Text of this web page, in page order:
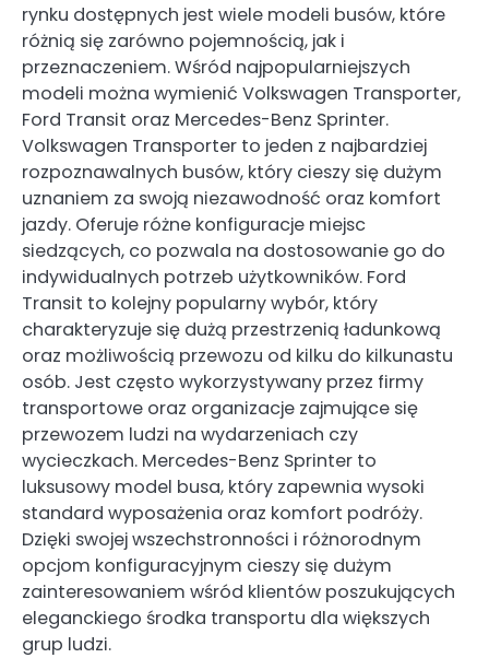
rynku dostępnych jest wiele modeli busów, które
różnią się zarówno pojemnością, jak i
przeznaczeniem. Wśród najpopularniejszych
modeli można wymienić Volkswagen Transporter,
Ford Transit oraz Mercedes-Benz Sprinter.
Volkswagen Transporter to jeden z najbardziej
rozpoznawalnych busów, który cieszy się dużym
uznaniem za swoją niezawodność oraz komfort
jazdy. Oferuje różne konfiguracje miejsc
siedzących, co pozwala na dostosowanie go do
indywidualnych potrzeb użytkowników. Ford
Transit to kolejny popularny wybór, który
charakteryzuje się dużą przestrzenią ładunkową
oraz możliwością przewozu od kilku do kilkunastu
osób. Jest często wykorzystywany przez firmy
transportowe oraz organizacje zajmujące się
przewozem ludzi na wydarzeniach czy
wycieczkach. Mercedes-Benz Sprinter to
luksusowy model busa, który zapewnia wysoki
standard wyposażenia oraz komfort podróży.
Dzięki swojej wszechstronności i różnorodnym
opcjom konfiguracyjnym cieszy się dużym
zainteresowaniem wśród klientów poszukujących
eleganckiego środka transportu dla większych
grup ludzi.